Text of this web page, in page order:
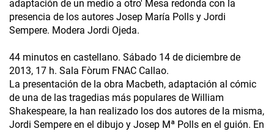
adaptación de un medio a otro' Mesa redonda con la
presencia de los autores Josep María Polls y Jordi
Sempere. Modera Jordi Ojeda.
44 minutos en castellano. Sábado 14 de diciembre de
2013, 17 h. Sala Fòrum FNAC Callao.
La presentación de la obra Macbeth, adaptación al cómic
de una de las tragedias más populares de William
Shakespeare, la han realizado los dos autores de la misma,
Jordi Sempere en el dibujo y Josep Mª Polls en el guión. En